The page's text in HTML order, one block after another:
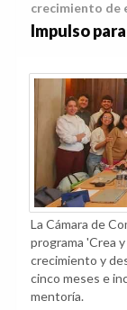
crecimiento de
Impulso
La Cámara de
programa 'Crea
crecimiento y
cinco meses e
mentoría.